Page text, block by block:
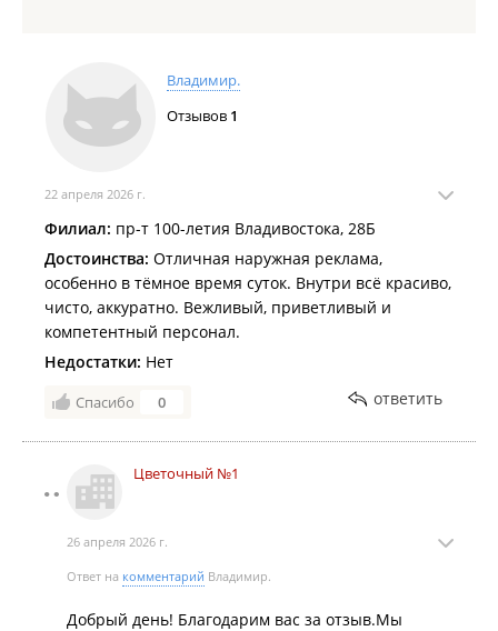
Владимир.
Отзывов 1
22 апреля 2026 г.
Филиал: пр-т 100-летия Владивостока, 28Б
Достоинства: Отличная наружная реклама,
особенно в тёмное время суток. Внутри всё красиво,
чисто, аккуратно. Вежливый, приветливый и
компетентный персонал.
Недостатки: Нет
Спасибо 0 ответить
Цветочный №1
26 апреля 2026 г.
Ответ на комментарий Владимир.
Добрый день! Благодарим вас за отзыв.Мы